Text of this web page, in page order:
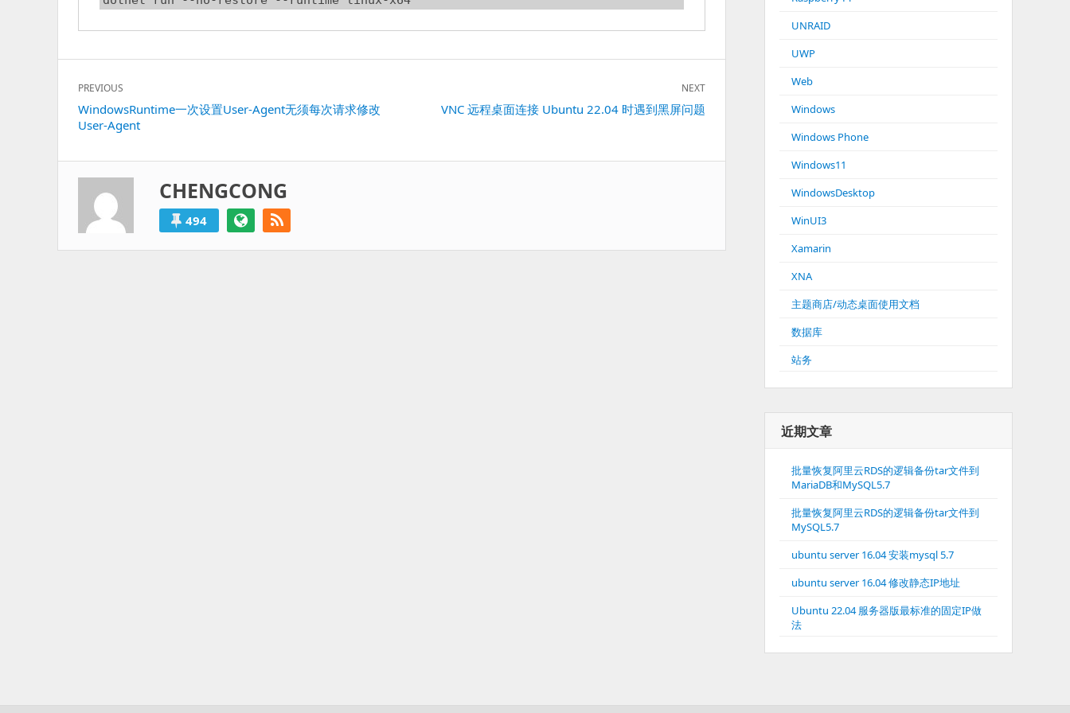
文
章
导
PREVIOUS
Previous
post:
WindowsRuntime一次设置User-Agent无须每次请求修改
User-Agent
NEXT
VNC 远程桌面连接 Ubuntu 22.04 时遇到黑屏问题
CHENGCONG
494
UNRAID
UWP
Web
Windows
Windows Phone
Windows11
WindowsDesktop
WinUI3
Xamarin
XNA
主题商店/动态桌面使用文档
数据库
站务
近期文章
批量恢复阿里云RDS的逻辑备份tar文件到
MariaDB和MySQL5.7
批量恢复阿里云RDS的逻辑备份tar文件到
MySQL5.7
ubuntu server 16.04 安装mysql 5.7
ubuntu server 16.04 修改静态IP地址
Ubuntu 22.04 服务器版最标准的固定IP做
法